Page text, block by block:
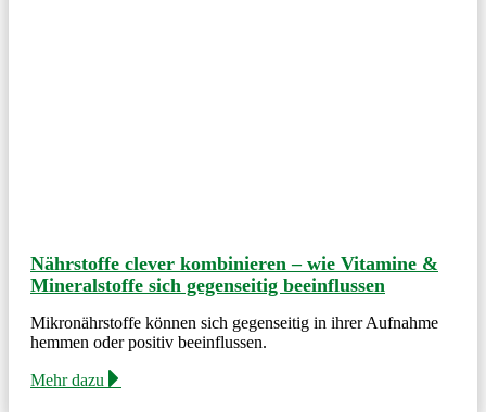
Nährstoffe clever kombinieren – wie Vitamine &
Mineralstoffe sich gegenseitig beeinflussen
Mikronährstoffe können sich gegenseitig in ihrer Aufnahme
hemmen oder positiv beeinflussen.
Mehr dazu